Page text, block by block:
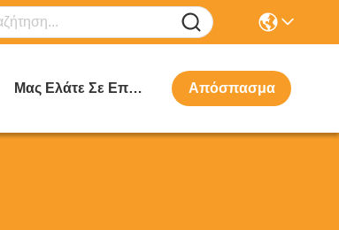
Μας Ελάτε Σε Επαφή Με Απόσπασμα